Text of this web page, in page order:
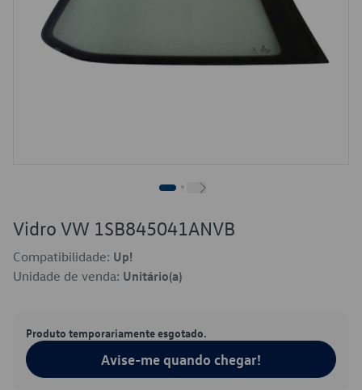
Vidro VW 1SB845041ANVB
Compatibilidade: Up!
Unidade de venda: Unitário(a)
Produto temporariamente esgotado.
Avise-me quando chegar!